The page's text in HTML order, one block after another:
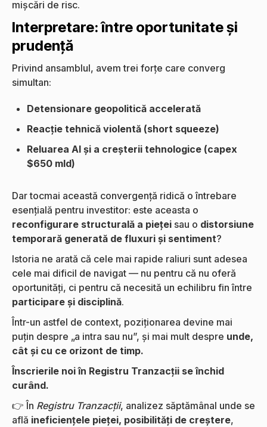
mișcări de risc.
Interpretare: între oportunitate și
prudență
Privind ansamblul, avem trei forțe care converg
simultan:
Detensionare geopolitică accelerată
Reacție tehnică violentă (short squeeze)
Reluarea AI și a creșterii tehnologice (capex
$650 mld)
Dar tocmai această convergență ridică o întrebare
esențială pentru investitor: este aceasta o
reconfigurare structurală a pieței sau o distorsiune
temporară generată de fluxuri și sentiment?
Istoria ne arată că cele mai rapide raliuri sunt adesea
cele mai dificil de navigat — nu pentru că nu oferă
oportunități, ci pentru că necesită un echilibru fin între
participare și disciplină.
Într-un astfel de context, poziționarea devine mai
puțin despre „a intra sau nu”, și mai mult despre unde,
cât și cu ce orizont de timp.
Înscrierile noi în Registru Tranzacții se închid
curând.
👉 În Registru Tranzacții, analizez săptămânal unde se
află ineficiențele pieței, posibilități de creștere,